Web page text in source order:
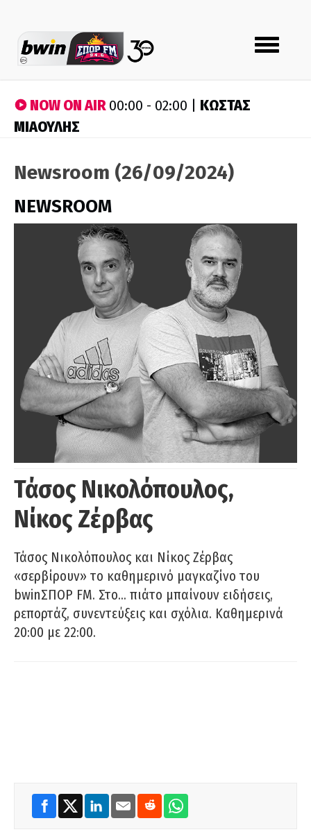
Toggle
navigation
NOW ON AIR00:00 - 02:00 | ΚΩΣΤΑΣ
ΜΙΑΟΥΛΗΣ
Newsroom (26/09/2024)
NEWSROOM
Τάσος Νικολόπουλος,
Νίκος Ζέρβας
Τάσος Νικολόπουλος και Νίκος Ζέρβας
«σερβίρουν» το καθημερινό μαγκαζίνο του
bwinΣΠΟΡ FM. Στο… πιάτο μπαίνουν ειδήσεις,
ρεπορτάζ, συνεντεύξεις και σχόλια. Καθημερινά
20:00 με 22:00.